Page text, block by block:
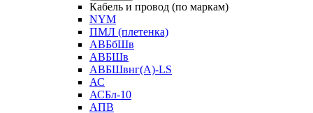
Кабель и провод (по маркам)
NYM
ПМЛ (плетенка)
АВБбШв
АВБШв
АВБШвнг(А)-LS
АС
АСБл-10
АПВ